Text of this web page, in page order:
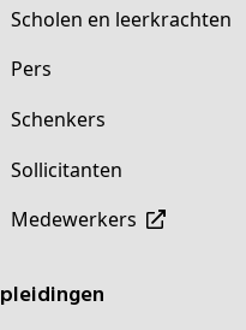
Scholen en leerkrachten
Pers
Schenkers
Sollicitanten
Medewerkers
Opleidingen